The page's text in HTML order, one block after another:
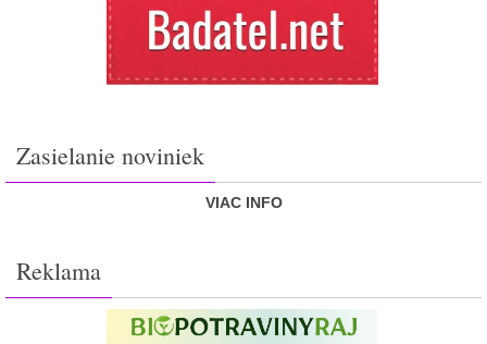
Zasielanie noviniek
VIAC INFO
Reklama